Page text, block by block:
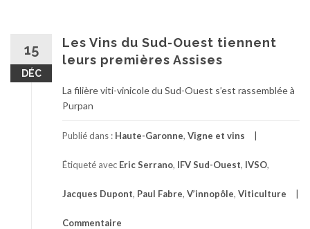
15
DÉC
Les Vins du Sud-Ouest tiennent
leurs premières Assises
La filière viti-vinicole du Sud-Ouest s’est rassemblée à
Purpan
Publié dans : Haute-Garonne, Vigne et vins
Étiqueté avec Eric Serrano, IFV Sud-Ouest, IVSO,
Jacques Dupont, Paul Fabre, V’innopôle, Viticulture
Commentaire